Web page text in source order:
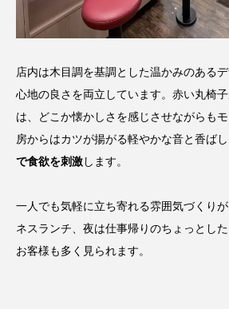
店内は木目調を基調とした温かみのある
心地の良さを両立しています。赤い丸椅
は、どこか懐かしさを感じさせながらも
房からはカツが揚がる軽やかな音と香ばし
で食欲を刺激します。
一人でも気軽に立ち寄れる雰囲気づくり
ネスランチ、夜は仕事帰りのちょっとし
お客様も多く見られます。